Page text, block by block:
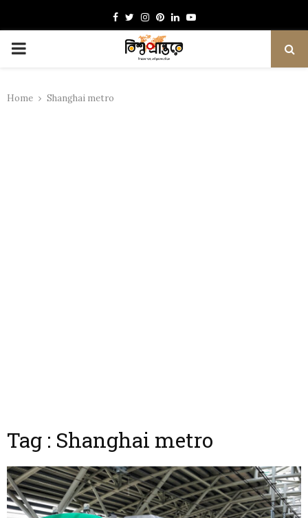
Facebook
TwitterInstagram
Pinterest
LinkedinYoutube
PRIMARY
Home Shanghai metro
Tag : Shanghai metro